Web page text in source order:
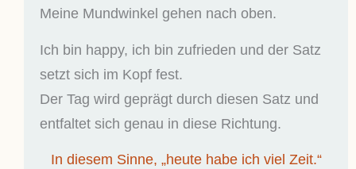
Meine Mundwinkel gehen nach oben.
Ich bin happy, ich bin zufrieden und der Satz
setzt sich im Kopf fest.
Der Tag wird geprägt durch diesen Satz und
entfaltet sich genau in diese Richtung.
In diesem Sinne, „heute habe ich viel Zeit.“